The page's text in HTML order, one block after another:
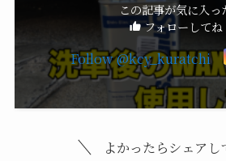
この記事が気に入っ
フォローしてね
Follow @kcy_kuratchi
よかったらシェアし